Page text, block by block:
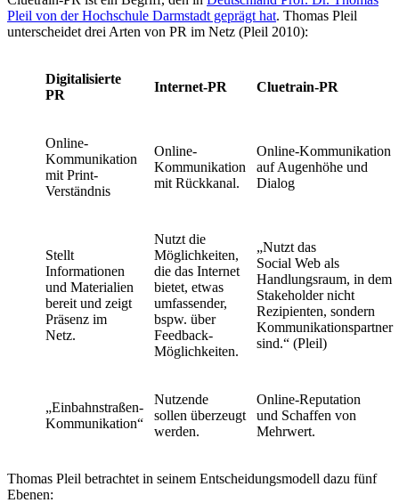
Pleil von der Hochschule Darmstadt geprägt hat. Thomas Pleil
unterscheidet drei Arten von PR im Netz (Pleil 2010):
Digitalisierte
PR
Internet-PR Cluetrain-PR
Online-
Kommunikation
mit Print-
Verständnis
Online-
Kommunikation
mit Rückkanal.
Online-Kommunikation
auf Augenhöhe und
Dialog
Stellt
Informationen
und Materialien
bereit und zeigt
Präsenz im
Netz.
Nutzt die
Möglichkeiten,
die das Internet
bietet, etwas
umfassender,
bspw. über
Feedback-
Möglichkeiten.
„Nutzt das
Social Web als
Handlungsraum, in dem
Stakeholder nicht
Rezipienten, sondern
Kommunikationspartner
sind.“ (Pleil)
„Einbahnstraßen-
Kommunikation“
Nutzende
sollen überzeugt
werden.
Online-Reputation
und Schaffen von
Mehrwert.
Thomas Pleil betrachtet in seinem Entscheidungsmodell dazu fünf
Ebenen: